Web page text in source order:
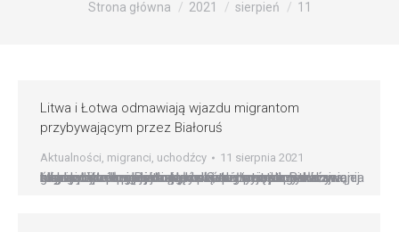
Strona główna 2021 sierpień 11
Litwa i Łotwa odmawiają wjazdu migrantom
przybywającym przez Białoruś
Aktualności, migranci, uchodźcy 11 sierpnia 2021
Litwa i Łotwa podejmują kroki, aby powstrzymać migrantów przekraczających ich granice z Białorusią Migranci próbujący dostać się na Łotwę spotkali w środę patrole wojskowe, dzień po tym, jak ten kraj wschodnioeuropejski ogłosił stan wyjątkowy na swojej granicy. Według Baltic News Service straż graniczna, siły zbrojne i policja będą upoważnione do nakazywania nielegalnym imigrantom powrotu do…